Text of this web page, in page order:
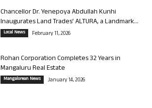
Chancellor Dr. Yenepoya Abdullah Kunhi
Inaugurates Land Trades’ ALTURA, a Landmark...
Local News February 11, 2026
Rohan Corporation Completes 32 Years in
Mangaluru Real Estate
Mangalorean News January 14, 2026